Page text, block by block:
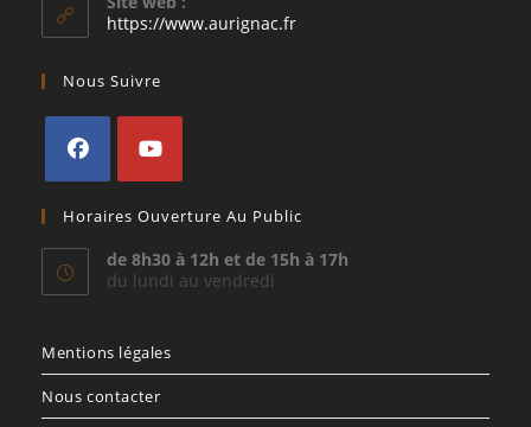
application
https://www.aurignac.fr
Nous Suivre
dans
un
nouvel
dans
un
nouvel
Horaires Ouverture Au Public
de 8h30 à 12h et de 15h à 17h
du lundi au vendredi
Mentions légales
Nous contacter